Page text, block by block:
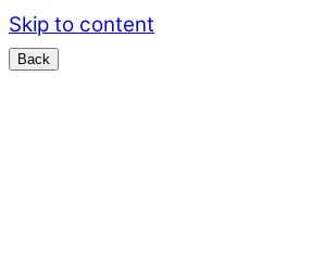
Skip to content